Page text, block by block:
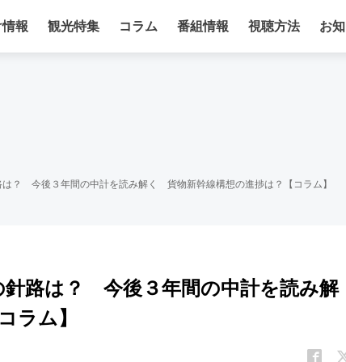
報 観光特集 コラム 番組情報 視聴方法 お
は？ 今後３年間の中計を読み解く 貨物新幹線構想の進捗は？【コラム】
針路は？ 今後３年間の中計を読み解
ラム】